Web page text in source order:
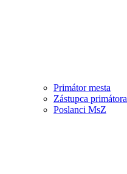
Primátor mesta
Zástupca primátora
Poslanci MsZ